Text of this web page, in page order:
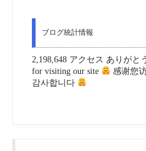
ブログ統計情報
2,198,648 アクセス ありがと
for visiting our site
感谢您
감사합니다